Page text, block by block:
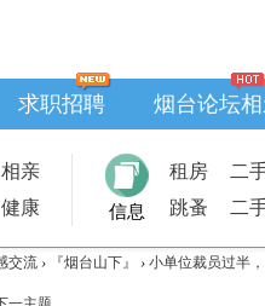
求职招聘 烟台论坛
相亲
健康 信息
租房
二
跳蚤
二
交流 › 『烟台山下』 › 小单位裁员过半